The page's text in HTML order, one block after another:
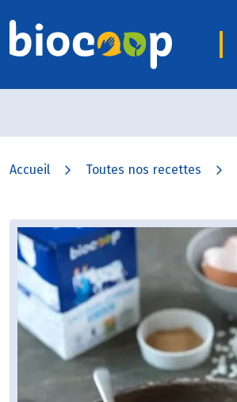
Accueil Toutes nos recettes